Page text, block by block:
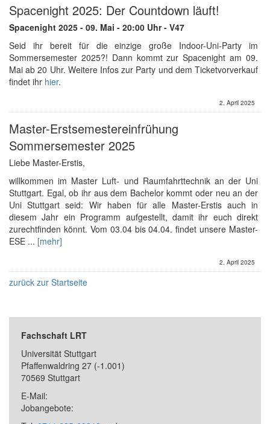
Spacenight 2025: Der Countdown läuft!
Spacenight 2025 - 09. Mai - 20:00 Uhr - V47
Seid ihr bereit für die einzige große Indoor-Uni-Party im
Sommersemester 2025?! Dann kommt zur Spacenight am 09.
Mai ab 20 Uhr. Weitere Infos zur Party und dem Ticketvorverkauf
findet ihr hier.
2. April 2025
Master-Erstsemestereinfrühung
Sommersemester 2025
Liebe Master-Erstis,
willkommen im Master Luft- und Raumfahrttechnik an der Uni
Stuttgart. Egal, ob ihr aus dem Bachelor kommt oder neu an der
Uni Stuttgart seid: Wir haben für alle Master-Erstis auch in
diesem Jahr ein Programm aufgestellt, damit ihr euch direkt
zurechtfinden könnt. Vom 03.04 bis 04.04. findet unsere Master-
ESE ... [mehr]
2. April 2025
zurück zur Startseite
Fachschaft LRT
Universität Stuttgart
Pfaffenwaldring 27 (-1.001)
70569 Stuttgart
E-Mail:
Jobangebote: